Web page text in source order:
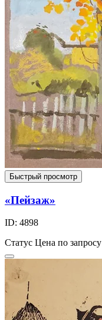
Быстрый просмотр
«Пейзаж»
ID: 4898
Статус Цена по запросу